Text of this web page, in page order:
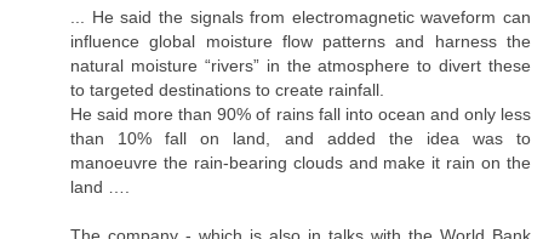
... He said the signals from electromagnetic waveform can
influence global moisture flow patterns and harness the
natural moisture “rivers” in the atmosphere to divert these
to targeted destinations to create rainfall.
He said more than 90% of rains fall into ocean and only less
than 10% fall on land, and added the idea was to
manoeuvre the rain-bearing clouds and make it rain on the
land ….